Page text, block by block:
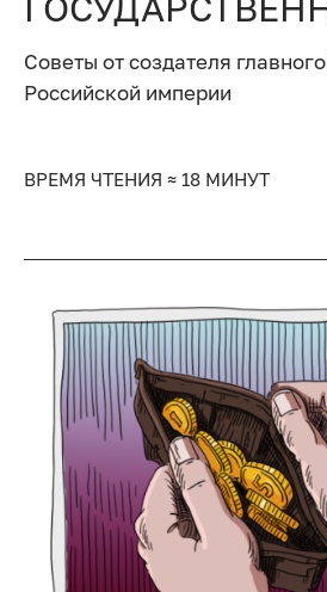
Советы от создателя
Российской империи
ВРЕМЯ ЧТЕНИЯ ≈ 18 МИНУТ